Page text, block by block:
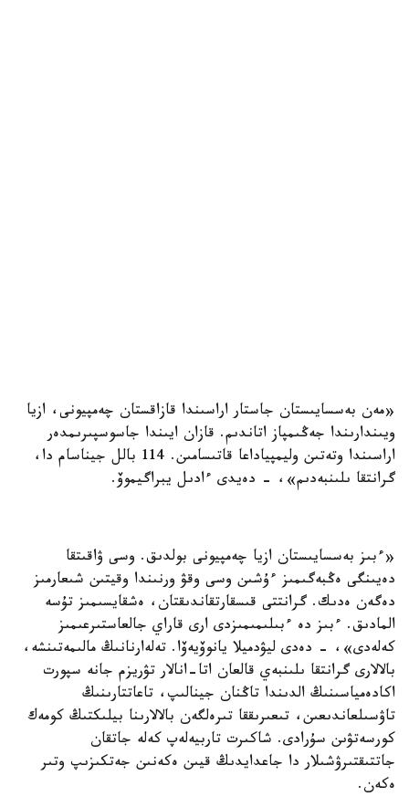
«مەن بەسسايىستان جاستار اراسىندا قازاقستان چەمپيونى، ازيا
ويىندارىندا جەڭىمپاز اتاندىم. قازان ايىندا جاسوسپىرىمدەر
اراسىندا وتەتىن وليمپياداعا قاتىسامىن. 114 بالل جيناسام دا،
گرانتقا ىلىنبەدىم»، - دەيدى ءادىل يبراگيموۆ.
«ءبىز بەسسايىستان ازيا چەمپيونى بولدىق. وسى ۋاقىتقا
دەيىنگى ەڭبەگىمىز ءۇشىن وسى وقۋ ورنىندا وقيتىن شىعارمىز
دەگەن ەدىك. گرانتتى قىسقارتقاندىقتان، ەشقايسىمىز تۇسە
المادىق. ءبىز دە ءبىلىمىمىزدى ارى قاراي جالعاستىرعىمىز
كەلەدى»، - دەدى ليۋدميلا يانوۆيەۆا. تەلەارنانىڭ مالىمەتىنشە،
بالالارى گرانتقا ىلىنبەي قالعان اتا-انالار تۋريزم جانە سپورت
اكادەمياسىنىڭ الدىندا تاڭنان جينالىپ، تاعاتتارىنىڭ
تاۋسىلعاندىعىن، تىعىرىققا تىرەلگەن بالالارىنا بيلىكتىڭ كومەك
كورسەتۋىن سۇرادى. شاكىرت تاربيەلەپ كەلە جاتقان
جاتتىقتىرۋشىلار دا جاعدايدىڭ قيىن ەكەنىن جەتكىزىپ وتىر
ەكەن.